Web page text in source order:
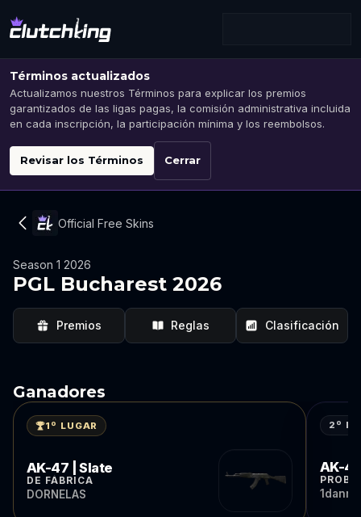
Términos actualizados
Actualizamos nuestros Términos para explicar los premios
garantizados de las ligas pagas, la comisión administrativa incluida
en cada inscripción, la participación mínima y los reembolsos.
Revisar los Términos Cerrar
Official Free Skins
Season 1 2026
PGL Bucharest 2026
Premios Reglas Clasificación
Ganadores
1º LUGAR
AK-47 | Slate
DE FÁBRICA
DORNELAS
2º
AK-